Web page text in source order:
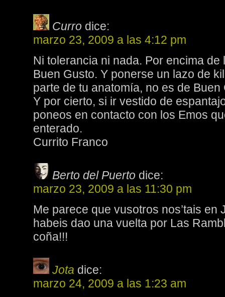
Curro dice:
marzo 23, 2009 a las 4:12 pm
Ni tolerancia ni nada. Por encima de
Buen Gusto. Y ponerse un lazo de
parte de tu anatomía, no es de Buen
Y por cierto, si ir vestido de
poneos en contacto con los Emos
enterado.
Currito Franco
Berto del Puerto dice:
marzo 23, 2009 a las 11:30 pm
Me parece que vusotros nos’tais
habeis dao una vuelta por Las
coña!!!
Jota dice:
marzo 24, 2009 a las 1:23 am